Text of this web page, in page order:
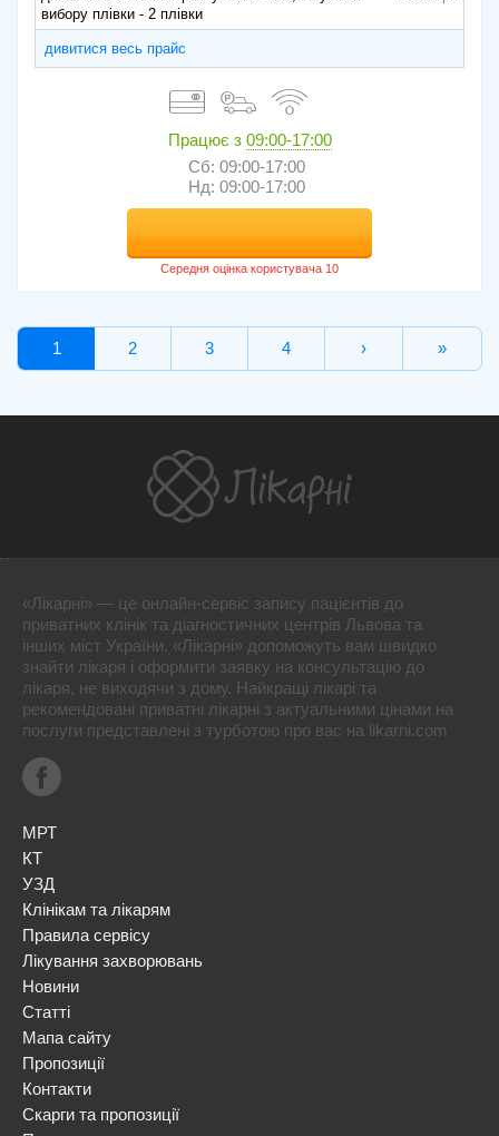
вибору плівки - 2 плівки
дивитися весь прайс
Працює з 09:00-17:00
Сб: 09:00-17:00
Нд: 09:00-17:00
1 2 3 4 › »
«Лікарні» — це онлайн-сервіс запису пацієнтів до
приватних клінік та діагностичних центрів Львова та
інших міст України. «Лікарні» допоможуть вам швидко
знайти лікаря і оформити заявку на консультацію до
лікаря, не виходячи з дому. Найкращі лікарі та
рекомендовані приватні лікарні з актуальними цінами на
послуги представлені з турботою про вас на likarni.com
МРТ
КТ
УЗД
Клінікам та лікарям
Правила сервісу
Лікування захворювань
Новини
Статті
Мапа сайту
Пропозиції
Контакти
Скарги та пропозиції